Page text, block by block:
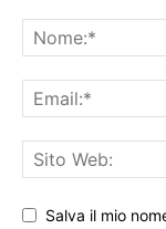
Salva il mio